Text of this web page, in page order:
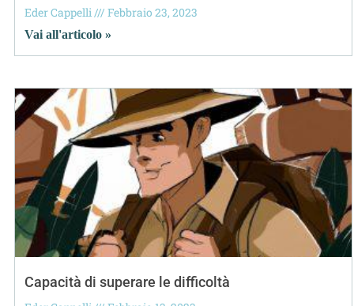
Eder Cappelli Febbraio 23, 2023
Vai all'articolo »
Capacità di superare le difficoltà